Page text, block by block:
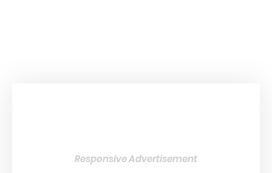
Responsive Advertisement